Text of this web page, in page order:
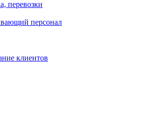
перевозки
персонал
клиентов